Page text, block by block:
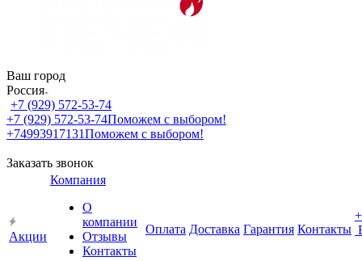
Ваш город
Россия
+7 (929) 572-53-74
+7 (929) 572-53-74Поможем с выбором!
+74993917131Поможем с выбором!
Заказать звонок
Акции
Компания
О
компании
Отзывы
Контакты
Оплата Доставка Гарантия Контакты
+